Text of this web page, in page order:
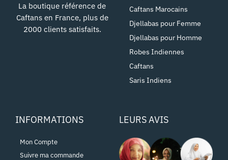
La boutique référence de
Caftans en France, plus de
2000 clients satisfaits.
Caftans Marocains
Djellabas pour Femme
Djellabas pour Homme
Robes Indiennes
Caftans
Saris Indiens
INFORMATIONS
Mon Compte
Suivre ma commande
LEURS AVIS